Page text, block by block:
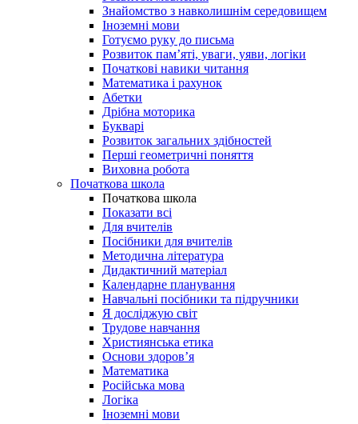
Знайомство з навколишнім середовищем
Іноземні мови
Готуємо руку до письма
Розвиток пам’яті, уваги, уяви, логіки
Початкові навики читання
Математика і рахунок
Абетки
Дрібна моторика
Букварі
Розвиток загальних здібностей
Перші геометричні поняття
Виховна робота
Початкова школа
Початкова школа
Показати всі
Для вчителів
Посібники для вчителів
Методична література
Дидактичний матеріал
Календарне планування
Навчальні посібники та підручники
Я досліджую світ
Трудове навчання
Християнська етика
Основи здоров’я
Математика
Російська мова
Логіка
Іноземні мови